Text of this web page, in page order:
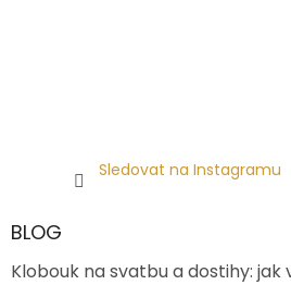
Sledovat na Instagramu
BLOG
Klobouk na svatbu a dostihy: